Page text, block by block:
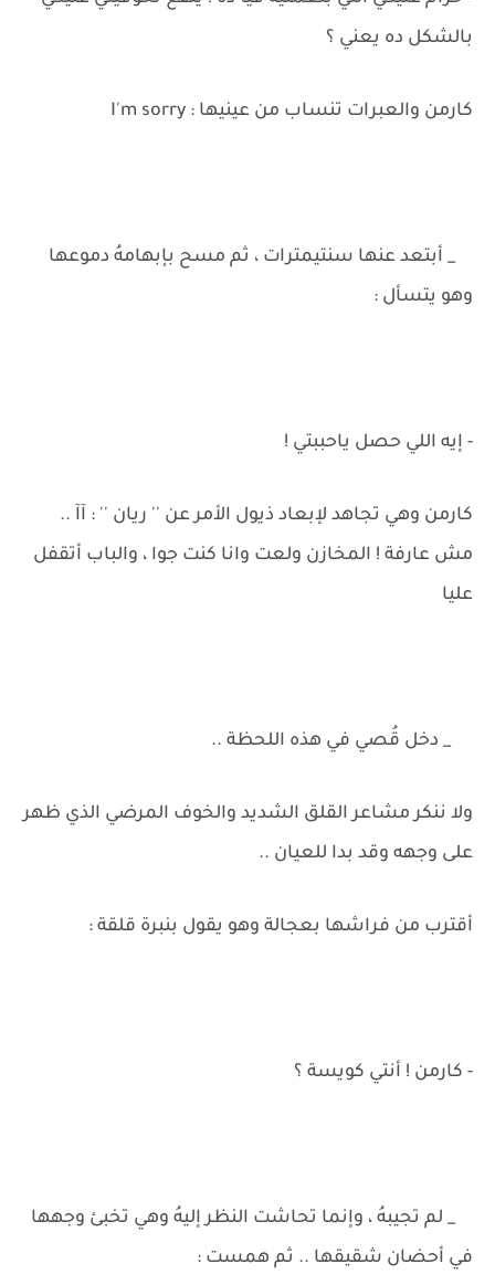
بالشكل ده يعني ؟
كارمن والعبرات تنساب من عينيها : I'm sorry
_ أبتعد عنها سنتيمترات ، ثم مسح بإبهامهُ دموعها
وهو يتسأل :
- إيه اللي حصل ياحببتي !
كارمن وهي تجاهد لإبعاد ذيول الأمر عن '' ريان '' : آآ ..
مش عارفة ! المخازن ولعت وانا كنت جوا ، والباب أتقفل
عليا
_ دخل قُصي في هذه اللحظة ..
ولا ننكر مشاعر القلق الشديد والخوف المرضي الذي ظهر
على وجهه وقد بدا للعيان ..
أقترب من فراشها بعجالة وهو يقول بنبرة قلقة :
- كارمن ! أنتي كويسة ؟
_ لم تجيبهُ ، وإنما تحاشت النظر إليهُ وهي تخبئ وجهها
في أحضان شقيقها .. ثم همست :